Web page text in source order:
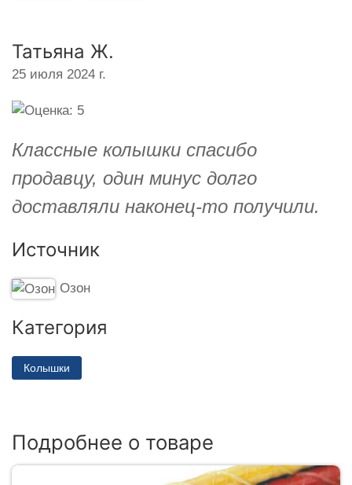
Татьяна Ж.
25 июля 2024 г.
Классные колышки спасибо
продавцу, один минус долго
доставляли наконец-то получили.
Источник
Озон
Категория
Колышки
Подробнее о товаре